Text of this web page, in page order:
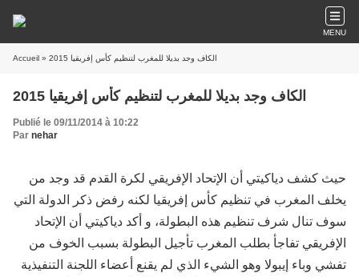
MENU
Accueil » الكاف وجد بديلا للمغرب لتنظيم كأس إفريقيا 2015
الكاف وجد بديلا للمغرب لتنظيم كأس إفريقيا 2015
Publié le 09/11/2014 à 10:22
Par nehar
حيث كشف دياكيتي أن الإتحاد الإفريقي لكرة القدم قد وجد من
يخلف المغرب في تنظيم كأس إفريقيا لكنه رفض ذكر الدولة التي
سوف تنال شرف تنظيم هذه البطولة، و أكد دياكيتي أن الإتحاد
الإفريقي تفاجأ بطلب المغرب تأجيل البطولة بسبب الخوف من
تفشي وباء إيبولا وهو الشيء الذي لم يقنع أعضاء اللجنة التنفيذية